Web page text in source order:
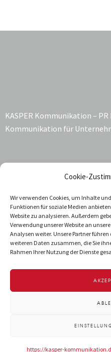
Cookie-
Wir verwenden Cookies, um Inhalte
Funktionen für soziale Medien
Website zu analysieren. Außerdem
Verwendung unserer Website an
Analysen weiter. Unsere Partner
weiteren Daten zusammen, die Sie
Rahmen Ihrer Nutzung der Dienste
https://kasper-
KASPER Kommunikation – PR
Kommunikation für
Katrin Kasper
Jarrestraße 68
22303 Hamburg
Deutschland
T +49 40 288 034-92
info@kasper-
IMPRESSUM